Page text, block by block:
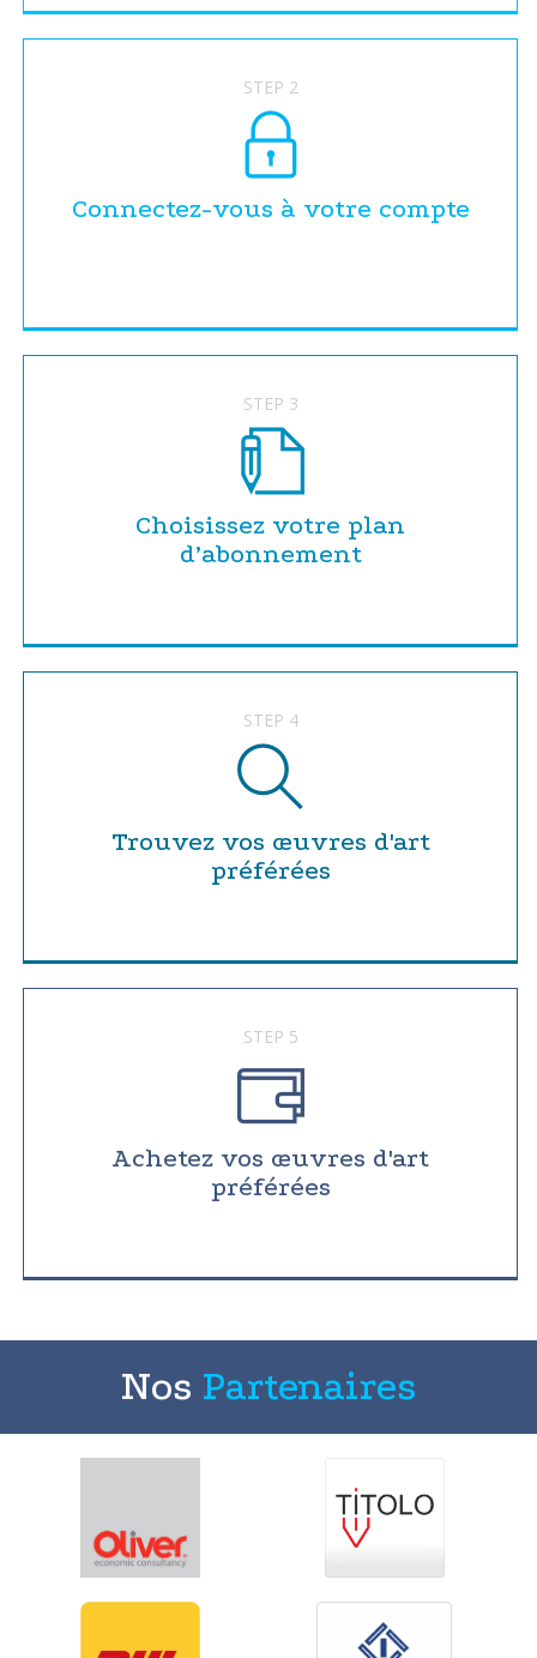
STEP 2
Connectez-vous à votre compte
STEP 3
Choisissez votre plan
d’abonnement
STEP 4
Trouvez vos œuvres d'art
préférées
STEP 5
Achetez vos œuvres d'art
préférées
Nos Partenaires